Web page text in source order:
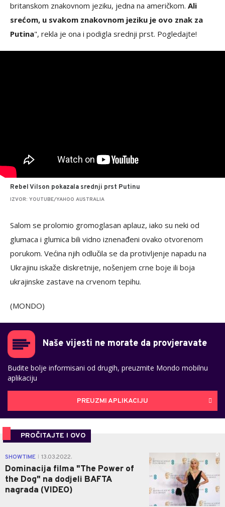
britanskom znakovnom jeziku, jedna na američkom. Ali
srećom, u svakom znakovnom jeziku je ovo znak za
Putina", rekla je ona i podigla srednji prst. Pogledajte!
Rebel Vilson pokazala srednji prst Putinu
IZVOR: YOUTUBE/YAHOO AUSTRALIA
Salom se prolomio gromoglasan aplauz, iako su neki od
glumaca i glumica bili vidno iznenađeni ovako otvorenom
porukom. Većina njih odlučila se da protivljenje napadu na
Ukrajinu iskaže diskretnije, nošenjem crne boje ili boja
ukrajinske zastave na crvenom tepihu.
(MONDO)
Naše vijesti ne morate da provjeravate
Budite bolje informisani od drugih, preuzmite Mondo mobilnu
aplikaciju
PREUZMI APLIKACIJU
PROČITAJTE I OVO
SHOWTIME 13.03.2022.
Dominacija filma "The Power of
the Dog" na dodjeli BAFTA
nagrada (VIDEO)
0